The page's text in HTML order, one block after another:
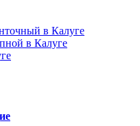
в Калуге
в Калуге